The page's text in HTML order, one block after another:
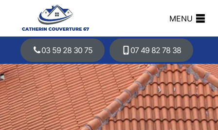
MENU
03 59 28 30 75 07 49 82 78 38